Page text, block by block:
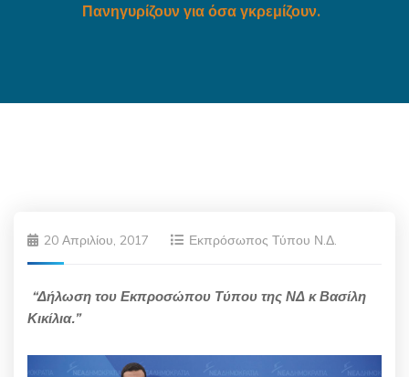
Πανηγυρίζουν για όσα γκρεμίζουν.
20 Απριλίου, 2017 Εκπρόσωπος Τύπου Ν.Δ.
“Δήλωση του Εκπροσώπου Τύπου της ΝΔ κ Βασίλη
Κικίλια.”